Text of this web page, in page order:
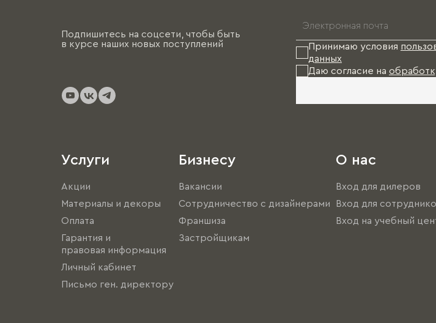
Подпишитесь на соцсети, чтобы быть
в курсе наших новых поступлений
Принимаю условия
данных
Даю согласие на
Услуги
Акции
Материалы и декоры
Оплата
Гарантия и
правовая информация
Личный кабинет
Письмо ген. директору
Бизнесу
Вакансии
Сотрудничество с дизайнерами
Франшиза
Застройщикам
О нас
Вход для дилеров
Вход для
Вход на учебный